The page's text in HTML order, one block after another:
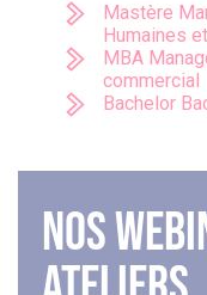
Mastère
Humaines
MBA
commercial
Bachelor
Nos